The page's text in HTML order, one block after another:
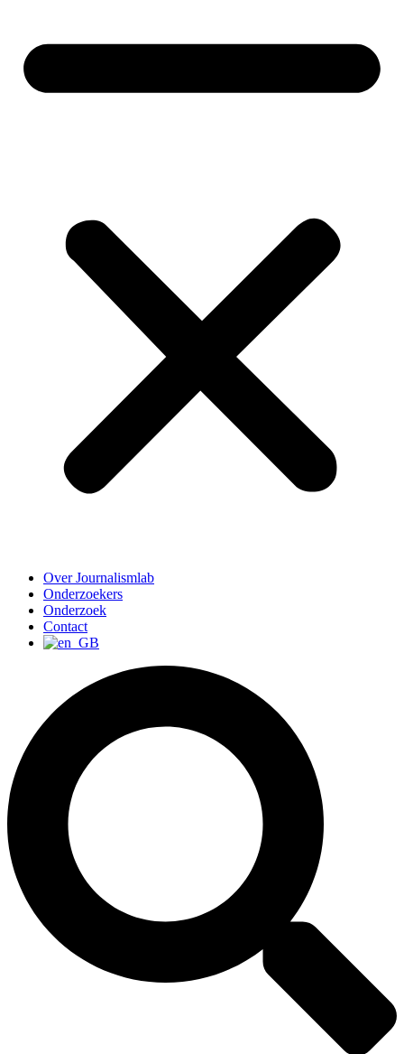
Over Journalismlab
Onderzoekers
Onderzoek
Contact